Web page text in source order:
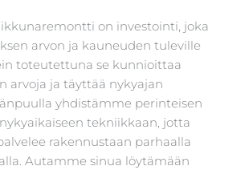
on investointi, joka
arvon ja kauneuden tuleville
toteutettuna se kunnioittaa
arvoja ja täyttää nykyajan
yhdistämme perinteisen
tekniikkaan, jotta
rakennustaan parhaalla
Autamme sinua löytämään